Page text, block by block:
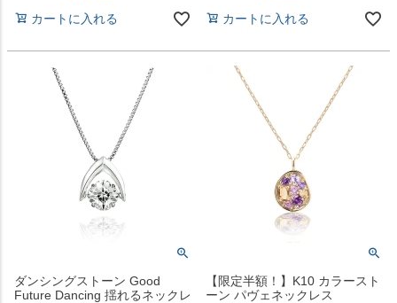
カートに入れる カートに入れる
ダンシングストーン Good
Future Dancing 揺れるネックレ
【限定半額！】K10 カラースト
ーン パヴェネックレス